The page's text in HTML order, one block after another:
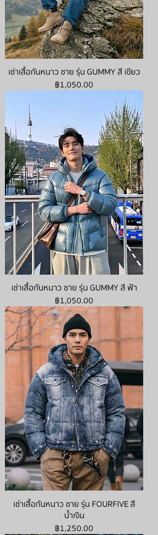
เช่าเสื้อกันหนาว ชาย รุ่น GUMMY สี เขียว
ราคา
฿1,050.00
เช่าเสื้อกันหนาว ชาย รุ่น GUMMY สี ฟ้า
ราคา
฿1,050.00
เช่าเสื้อกันหนาว ชาย รุ่น FOURFIVE สี
น้ำเงิน
ราคา
฿1,250.00